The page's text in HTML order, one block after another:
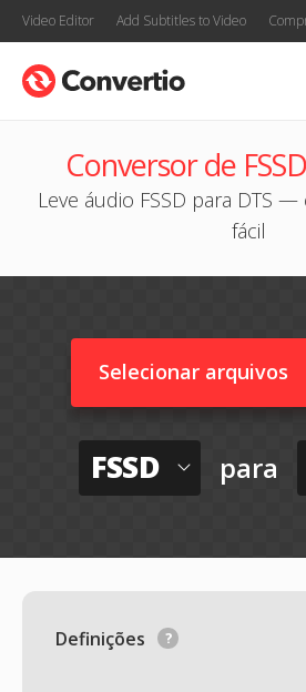
Video Editor Add Subtitles to Video
Conversor de
Leve áudio FSSD para DTS
fácil
Selecionar arquivos
FSSD para
Definições